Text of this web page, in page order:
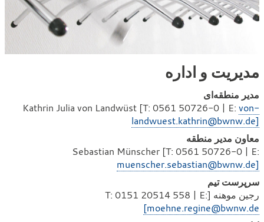
مدیریت و اداره
مدیر منطقه‌ای
Kathrin Julia von Landwüst [T: 0561 50726-0 | E: von-
landwuest.kathrin@bwnw.de]
معاون مدیر منطقه
Sebastian Münscher [T: 0561 50726-0 | E:
muenscher.sebastian@bwnw.de]
سرپرست تیم
رجین موهنه [T: 0151 20514 558 | E:
moehne.regine@bwnw.de]